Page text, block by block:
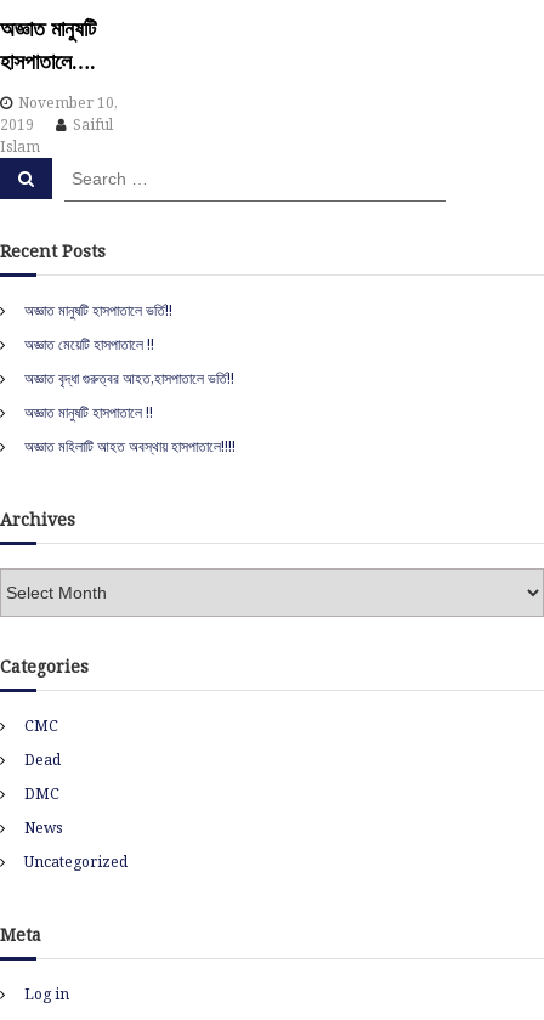
a
t
i
o
n
অজ্ঞাত মানুষটি
হাসপাতালে….
November 10,
2019
Saiful
Islam
r
c
f
o
r
S
h
Recent Posts
অজ্ঞাত মানুষটি হাসপাতালে ভর্তি!!
অজ্ঞাত মেয়েটি হাসপাতালে !!
অজ্ঞাত বৃদ্ধা গুরুত্বর আহত,হাসপাতালে ভর্তি!!
অজ্ঞাত মানুষটি হাসপাতালে !!
অজ্ঞাত মহিলাটি আহত অবস্থায় হাসপাতালে!!!!
Archives
h
e
s
Categories
CMC
Dead
DMC
News
Uncategorized
Meta
Log in